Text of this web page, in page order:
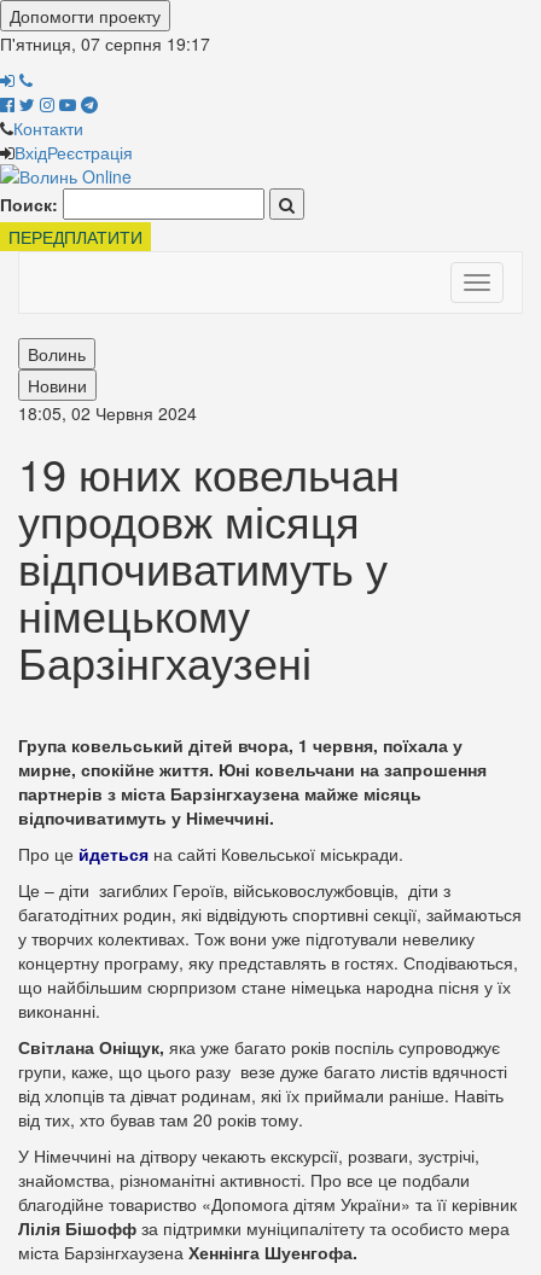
Допомогти проекту
П'ятниця, 07 серпня 19:17
Контакти
ВхідРеєстрація
Поиск:
ПЕРЕДПЛАТИТИ
Toggle
Волинь
Новини
18:05, 02 Червня 2024
19 юних ковельчан
упродовж місяця
відпочиватимуть у
німецькому
Барзінгхаузені
Група ковельський дітей вчора, 1 червня, поїхала у
мирне, спокійне життя. Юні ковельчани на запрошення
партнерів з міста Барзінгхаузена майже місяць
відпочиватимуть у Німеччині.
Про це йдеться на сайті Ковельської міськради.
Це – діти загиблих Героїв, військовослужбовців, діти з
багатодітних родин, які відвідують спортивні секції, займаються
у творчих колективах. Тож вони уже підготували невелику
концертну програму, яку представлять в гостях. Сподіваються,
що найбільшим сюрпризом стане німецька народна пісня у їх
виконанні.
Світлана Оніщук, яка уже багато років поспіль супроводжує
групи, каже, що цього разу везе дуже багато листів вдячності
від хлопців та дівчат родинам, які їх приймали раніше. Навіть
від тих, хто бував там 20 років тому.
У Німеччині на дітвору чекають екскурсії, розваги, зустрічі,
знайомства, різноманітні активності. Про все це подбали
благодійне товариство «Допомога дітям України» та її керівник
Лілія Бішофф за підтримки муніципалітету та особисто мера
міста Барзінгхаузена Хеннінга Шуенгофа.